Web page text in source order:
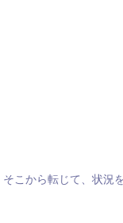
こから転じて、状況